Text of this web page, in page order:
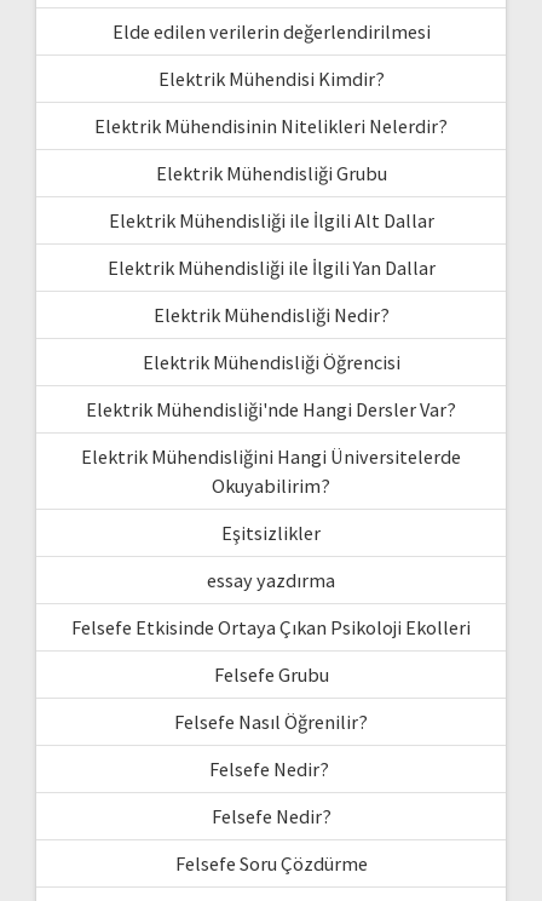
Elde edilen verilerin değerlendirilmesi
Elektrik Mühendisi Kimdir?
Elektrik Mühendisinin Nitelikleri Nelerdir?
Elektrik Mühendisliği Grubu
Elektrik Mühendisliği ile İlgili Alt Dallar
Elektrik Mühendisliği ile İlgili Yan Dallar
Elektrik Mühendisliği Nedir?
Elektrik Mühendisliği Öğrencisi
Elektrik Mühendisliği'nde Hangi Dersler Var?
Elektrik Mühendisliğini Hangi Üniversitelerde
Okuyabilirim?
Eşitsizlikler
essay yazdırma
Felsefe Etkisinde Ortaya Çıkan Psikoloji Ekolleri
Felsefe Grubu
Felsefe Nasıl Öğrenilir?
Felsefe Nedir?
Felsefe Nedir?
Felsefe Soru Çözdürme